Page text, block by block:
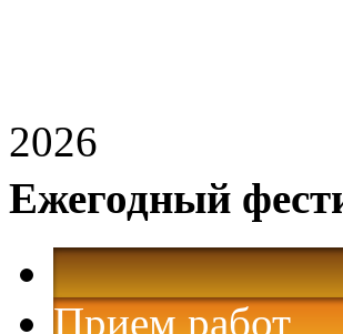
2026
Ежегодный
Прием работ